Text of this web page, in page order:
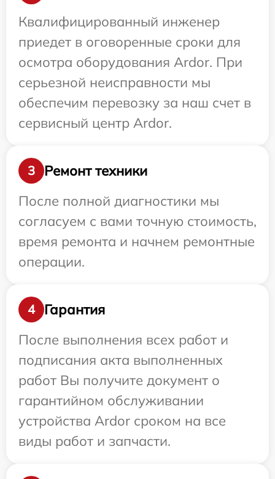
Квалифицированный инженер
приедет в оговоренные сроки для
осмотра оборудования Ardor. При
серьезной неисправности мы
обеспечим перевозку за наш счет в
сервисный центр Ardor.
3
Ремонт техники
После полной диагностики мы
согласуем с вами точную стоимость,
время ремонта и начнем ремонтные
операции.
4
Гарантия
После выполнения всех работ и
подписания акта выполненных
работ Вы получите документ о
гарантийном обслуживании
устройства Ardor сроком на все
виды работ и запчасти.